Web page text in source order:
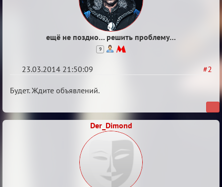
ещё не поздно… решить проблему…
9
#2
23.03.2014 21:50:09
Re:
лет
Будет. Ждите объявлений.
Der_Dimond